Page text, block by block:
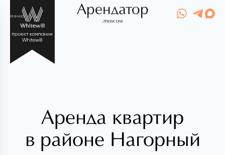
меню Арендатор
.moscow
Аренда квартир
в районе Нагорный